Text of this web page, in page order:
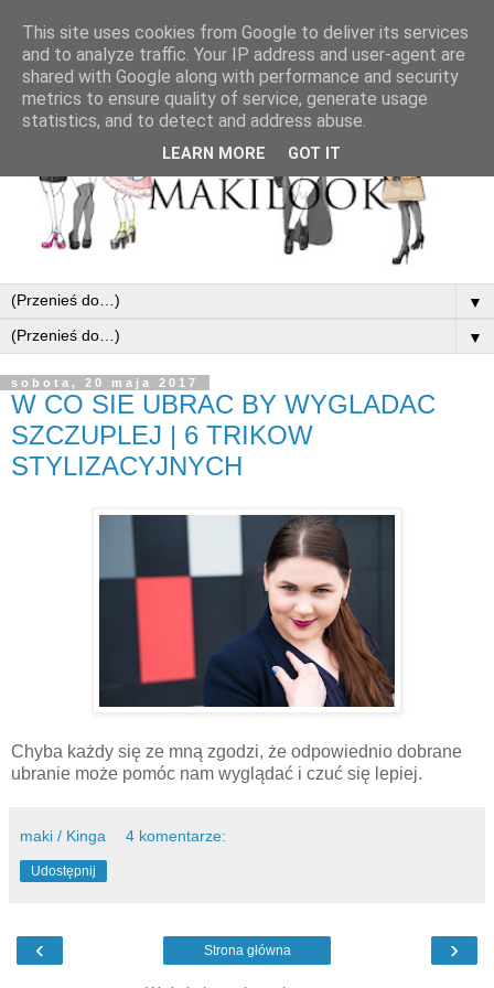
▼
▼
sobota, 20 maja 2017
W CO SIE UBRAC BY WYGLADAC
SZCZUPLEJ | 6 TRIKOW
STYLIZACYJNYCH
Chyba każdy się ze mną zgodzi, że odpowiednio dobrane
ubranie może pomóc nam wyglądać i czuć się lepiej.
maki / Kinga 4 komentarze:
Udostępnij
‹ ›
Strona główna
This site uses cookies from Google to deliver its services
and to analyze traffic. Your IP address and user-agent are
shared with Google along with performance and security
metrics to ensure quality of service, generate usage
statistics, and to detect and address abuse.
LEARN MORE GOT IT